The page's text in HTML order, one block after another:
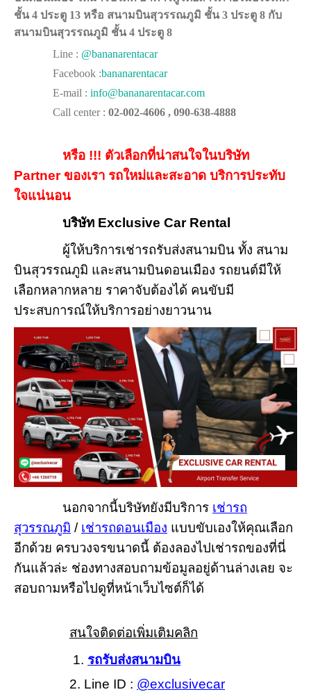
ชั้น 4 ประตู 13 หรือ สนามบินสุวรรณภูมิ ชั้น 3 ประตู 8 กับ
สนามบินสุวรรณภูมิ ชั้น 4 ประตู 8
Line : @bananarentacar
Facebook :bananarentacar
E-mail : info@bananarentacar.com
Call center : 02-002-4606 , 090-638-4888
หรือ !!! ตัวเลือกที่น่าสนใจในบริษัท
Partner ของเรา รถใหม่และสะอาด บริการประทับ
ใจแน่นอน
บริษัท Exclusive Car Rental
ผู้ให้บริการเช่ารถรับส่งสนามบิน ทั้ง สนาม
บินสุวรรณภูมิ และสนามบินดอนเมือง รถยนต์มีให้
เลือกหลากหลาย ราคาจับต้องได้ คนขับมี
ประสบการณ์ให้บริการอย่างยาวนาน
นอกจากนี้บริษัทยังมีบริการ เช่ารถ
สุวรรณภูมิ / เช่ารถดอนเมือง แบบขับเองให้คุณเลือก
อีกด้วย ครบวงจรขนาดนี้ ต้องลองไปเช่ารถของที่นี่
กันแล้วล่ะ ช่องทางสอบถามข้อมูลอยู่ด้านล่างเลย จะ
สอบถามหรือไปดูที่หน้าเว็บไซต์ก็ได้
สนใจติดต่อเพิ่มเติมคลิก
1. รถรับส่งสนามบิน
2. Line ID : @exclusivecar